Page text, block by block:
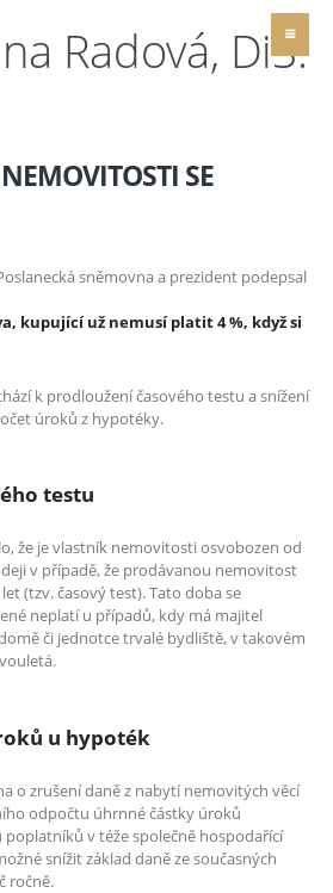
SE
sněmovna a prezident podepsal
kupující už nemusí platit 4 %, když si
k prodloužení časového testu a snížení
úroků z hypotéky.
testu
že je vlastník nemovitosti osvobozen od
v případě, že prodávanou nemovitost
(tzv. časový test). Tato doba se
neplatí u případů, kdy má majitel
či jednotce trvalé bydliště, v takovém
u hypoték
o zrušení daně z nabytí nemovitých věcí
odpočtu úhrnné částky úroků
poplatníků v téže společně hospodařící
snížit základ daně ze současných
ročně.